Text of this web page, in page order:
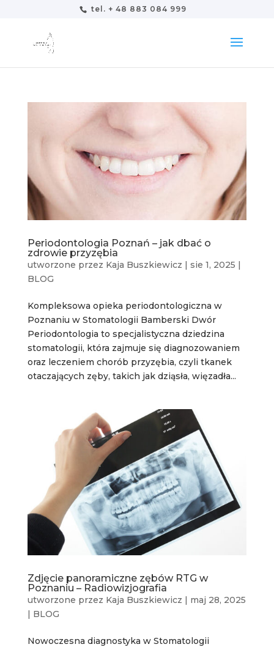
tel. + 48 883 084 999
Periodontologia Poznań – jak dbać o
zdrowie przyzębia
utworzone przez Kaja Buszkiewicz | sie 1, 2025 |
BLOG
Kompleksowa opieka periodontologiczna w
Poznaniu w Stomatologii Bamberski Dwór
Periodontologia to specjalistyczna dziedzina
stomatologii, która zajmuje się diagnozowaniem
oraz leczeniem chorób przyzębia, czyli tkanek
otaczających zęby, takich jak dziąsła, więzadła...
Zdjęcie panoramiczne zębów RTG w
Poznaniu – Radiowizjografia
utworzone przez Kaja Buszkiewicz | maj 28, 2025
| BLOG
Nowoczesna diagnostyka w Stomatologii